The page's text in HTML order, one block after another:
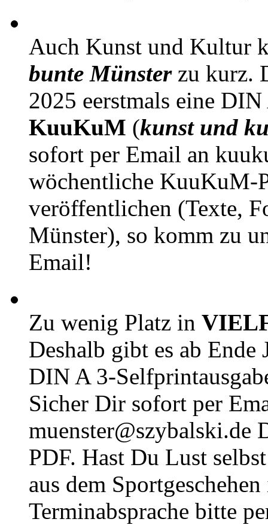
Auch Kunst und Kultur
bunte Münsterzu kurz.
2025 eerstmals eine
KuuKuM (kunst und
sofort per Email an
wöchentliche KuuKuM-
veröffentlichen (Texte,
Münster), so komm zu
Email!
Zu wenig Platz in
Deshalb gibt es ab Ende
DIN A 3-
Sicher Dir sofort per
muenster@szybalski.de
PDF. Hast Du Lust
aus dem
Terminabsprache bitte